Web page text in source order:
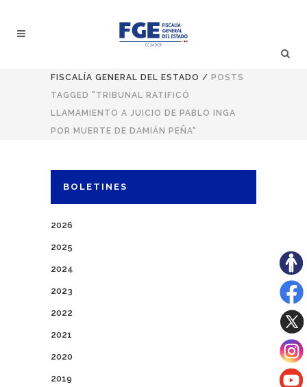
FISCALÍA GENERAL DEL ESTADO / POSTS
TAGGED "TRIBUNAL RATIFICÓ
LLAMAMIENTO A JUICIO DE PABLO INGA
POR MUERTE DE DAMIÁN PEÑA"
BOLETINES
2026
2025
2024
2023
2022
2021
2020
2019